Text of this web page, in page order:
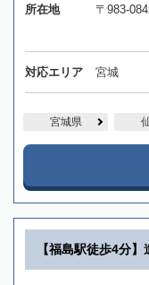
所在地 〒983-
対応エリア 宮城
宮城県
【福島駅徒歩4分